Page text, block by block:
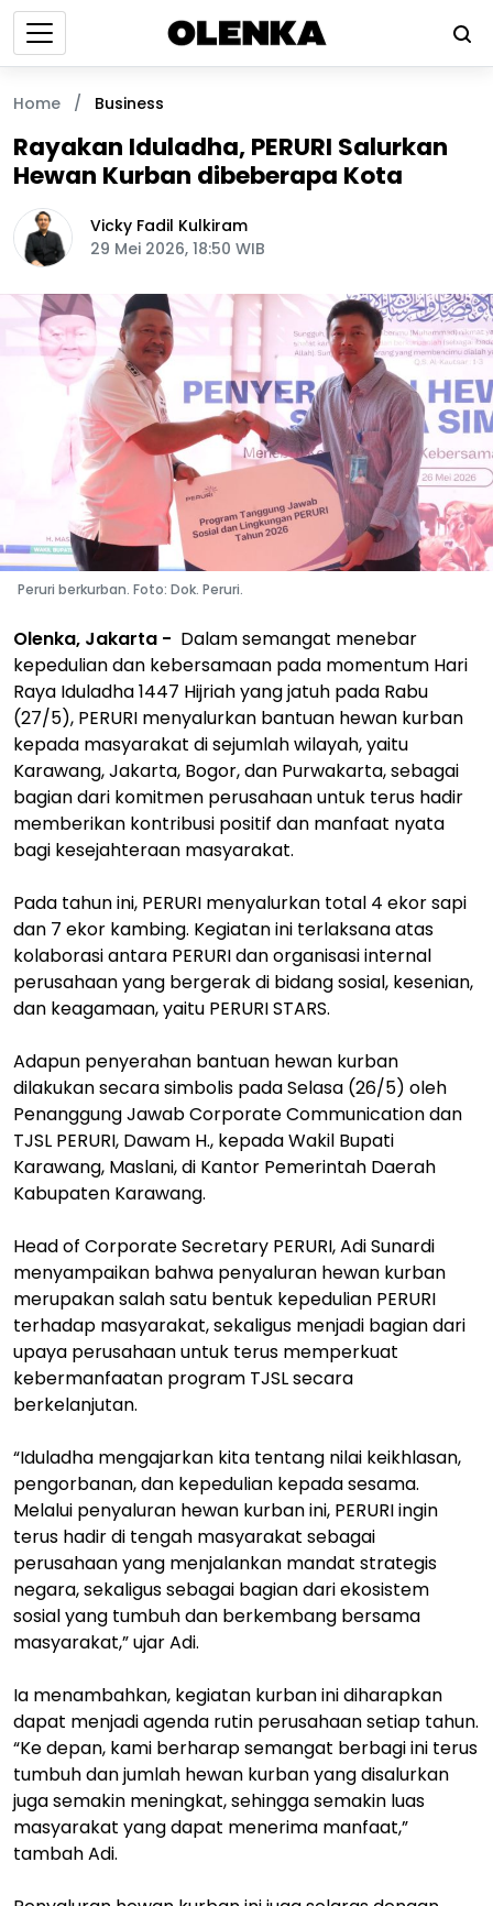
Home / Business
Rayakan Iduladha, PERURI Salurkan
Hewan Kurban dibeberapa Kota
Vicky Fadil Kulkiram
29 Mei 2026, 18:50 WIB
Peruri berkurban. Foto: Dok. Peruri.
Olenka, Jakarta - Dalam semangat menebar
kepedulian dan kebersamaan pada momentum Hari
Raya Iduladha 1447 Hijriah yang jatuh pada Rabu
(27/5), PERURI menyalurkan bantuan hewan kurban
kepada masyarakat di sejumlah wilayah, yaitu
Karawang, Jakarta, Bogor, dan Purwakarta, sebagai
bagian dari komitmen perusahaan untuk terus hadir
memberikan kontribusi positif dan manfaat nyata
bagi kesejahteraan masyarakat.
Pada tahun ini, PERURI menyalurkan total 4 ekor sapi
dan 7 ekor kambing. Kegiatan ini terlaksana atas
kolaborasi antara PERURI dan organisasi internal
perusahaan yang bergerak di bidang sosial, kesenian,
dan keagamaan, yaitu PERURI STARS.
Adapun penyerahan bantuan hewan kurban
dilakukan secara simbolis pada Selasa (26/5) oleh
Penanggung Jawab Corporate Communication dan
TJSL PERURI, Dawam H., kepada Wakil Bupati
Karawang, Maslani, di Kantor Pemerintah Daerah
Kabupaten Karawang.
Head of Corporate Secretary PERURI, Adi Sunardi
menyampaikan bahwa penyaluran hewan kurban
merupakan salah satu bentuk kepedulian PERURI
terhadap masyarakat, sekaligus menjadi bagian dari
upaya perusahaan untuk terus memperkuat
kebermanfaatan program TJSL secara
berkelanjutan.
“Iduladha mengajarkan kita tentang nilai keikhlasan,
pengorbanan, dan kepedulian kepada sesama.
Melalui penyaluran hewan kurban ini, PERURI ingin
terus hadir di tengah masyarakat sebagai
perusahaan yang menjalankan mandat strategis
negara, sekaligus sebagai bagian dari ekosistem
sosial yang tumbuh dan berkembang bersama
masyarakat,” ujar Adi.
Ia menambahkan, kegiatan kurban ini diharapkan
dapat menjadi agenda rutin perusahaan setiap tahun.
“Ke depan, kami berharap semangat berbagi ini terus
tumbuh dan jumlah hewan kurban yang disalurkan
juga semakin meningkat, sehingga semakin luas
masyarakat yang dapat menerima manfaat,”
tambah Adi.